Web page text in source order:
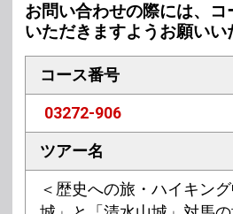
お問い合わせの際には、コ
いただきますようお願いい
コース番号
03272-906
ツアー名
＜歴史への旅・ハイキン